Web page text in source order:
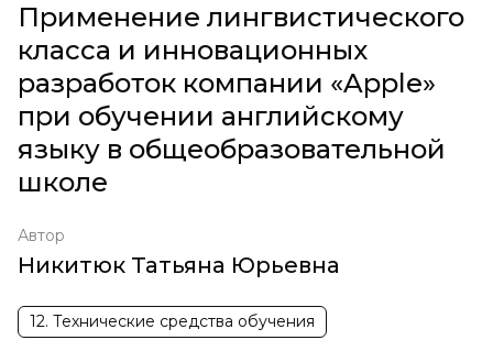
Применение лингвистического
класса и инновационных
разработок компании «Apple»
при обучении английскому
языку в общеобразовательной
школе
Автор
Никитюк Татьяна Юрьевна
12. Технические средства обучения